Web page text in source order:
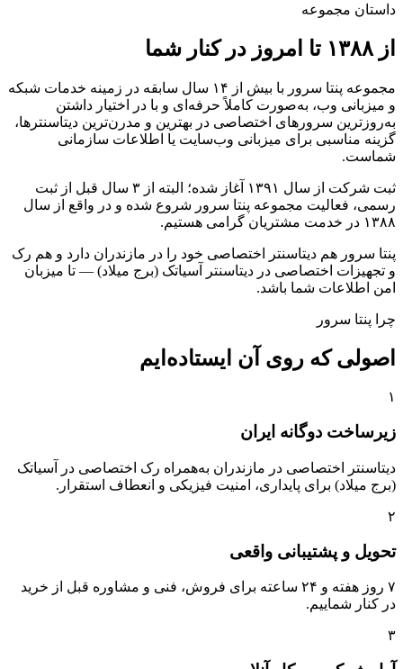
داستان مجموعه
از ۱۳۸۸ تا امروز در کنار شما
مجموعه پنتا سرور با بیش از ۱۴ سال سابقه در زمینه خدمات شبکه
و میزبانی وب، به‌صورت کاملاً حرفه‌ای و با در اختیار داشتن
به‌روزترین سرورهای اختصاصی در بهترین و مدرن‌ترین دیتاسنترها،
گزینه مناسبی برای میزبانی وب‌سایت یا اطلاعات سازمانی
شماست.
ثبت شرکت از سال ۱۳۹۱ آغاز شده؛ البته از ۳ سال قبل از ثبت
رسمی، فعالیت مجموعه پنتا سرور شروع شده و در واقع از سال
۱۳۸۸ در خدمت مشتریان گرامی هستیم.
پنتا سرور هم دیتاسنتر اختصاصی خود را در مازندران دارد و هم رک
و تجهیزات اختصاصی در دیتاسنتر آسیاتک (برج میلاد) — تا میزبان
امن اطلاعات شما باشد.
چرا پنتا سرور
اصولی که روی آن ایستاده‌ایم
۱
زیرساخت دوگانه ایران
دیتاسنتر اختصاصی در مازندران به‌همراه رک اختصاصی در آسیاتک
(برج میلاد) برای پایداری، امنیت فیزیکی و انعطاف استقرار.
۲
تحویل و پشتیبانی واقعی
۷ روز هفته و ۲۴ ساعته برای فروش، فنی و مشاوره قبل از خرید
در کنار شماییم.
۳